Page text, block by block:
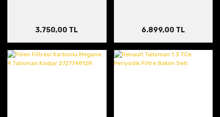
3.750,00 TL 6.899,00 TL